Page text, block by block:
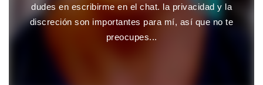
dudes en escribirme en el chat. la privacidad y la
discreción son importantes para mí, así que no te
preocupes...